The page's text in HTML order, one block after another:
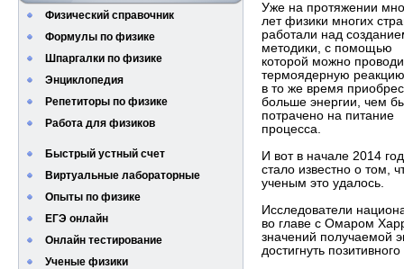
Физический справочник
Формулы по физике
Шпаргалки по физике
Энциклопедия
Репетиторы по физике
Работа для физиков
Быстрый устный счет
Виртуальные лабораторные
Опыты по физике
ЕГЭ онлайн
Онлайн тестирование
Ученые физики
Уже на протяжении
лет физики многих
работали над
методики, с помощью
которой можно
термоядерную
в то же время
больше энергии, чем
потрачено на питание
процесса.
И вот в начале 2014
стало известно о том,
ученым это удалось.
Исследователи
во главе с Омаром
значений получаемой
достигнуть